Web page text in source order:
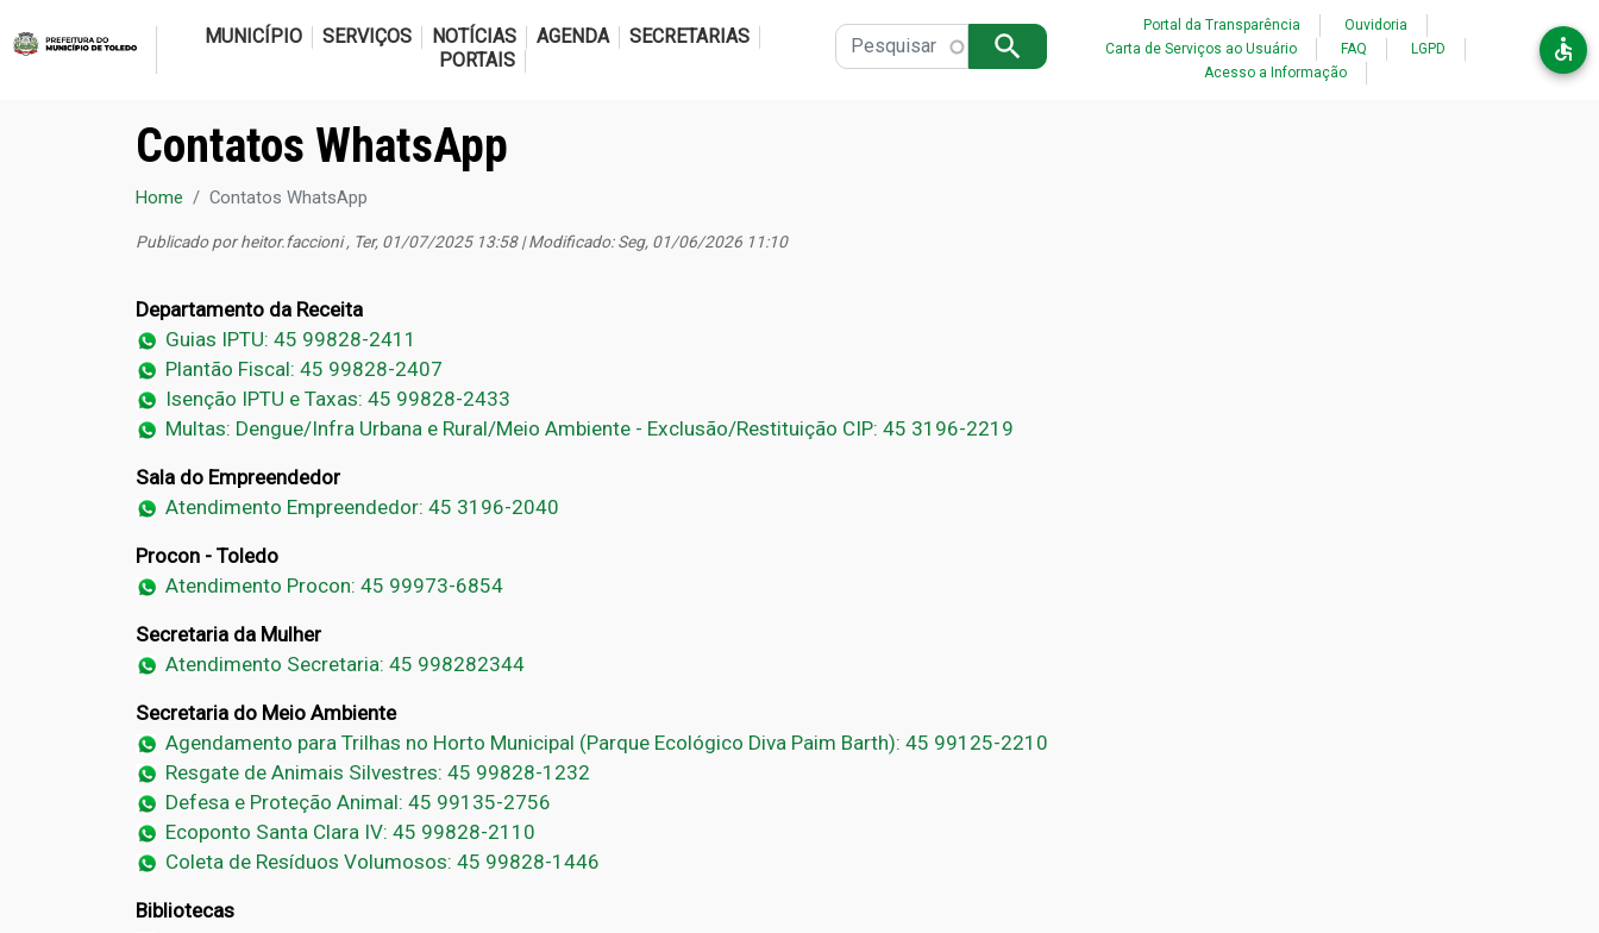
MUNICÍPIO SERVIÇOS NOTÍCIAS AGENDA
SECRETARIAS
PORTAIS
Apply Acessibilidade
Portal da Transparência
Ouvidoria
Carta de Serviços ao Usuário
FAQ
LGPD
Acesso a Informação
Contatos WhatsApp
Home Contatos WhatsApp
Publicado porheitor.faccioni, Ter, 01/07/2025 13:58 | Modificado: Seg, 01/06/2026 11:10
Departamento da Receita
Guias IPTU: 45 99828-2411
Plantão Fiscal: 45 99828-2407
Isenção IPTU e Taxas: 45 99828-2433
Multas: Dengue/Infra Urbana e Rural/Meio Ambiente - Exclusão/Restituição CIP: 45 3196-2219
Sala do Empreendedor
Atendimento Empreendedor: 45 3196-2040
Procon - Toledo
Atendimento Procon: 45 99973-6854
Secretaria da Mulher
Atendimento Secretaria: 45 998282344
Secretaria do Meio Ambiente
Agendamento para Trilhas no Horto Municipal (Parque Ecológico Diva Paim Barth): 45 99125-2210
Resgate de Animais Silvestres: 45 99828-1232
Defesa e Proteção Animal: 45 99135-2756
Ecoponto Santa Clara IV: 45 99828-2110
Coleta de Resíduos Volumosos: 45 99828-1446
Bibliotecas